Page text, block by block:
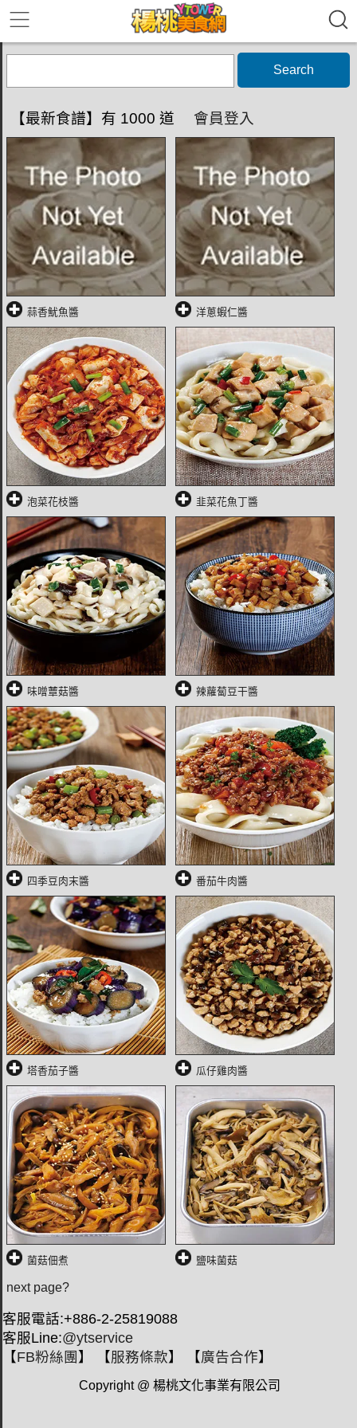
Search
【最新食譜】有 1000 道 會員登入
蒜香魷魚醬 洋蔥蝦仁醬
泡菜花枝醬 韭菜花魚丁醬
味噌蕈菇醬 辣蘿蔔豆干醬
四季豆肉末醬 番茄牛肉醬
塔香茄子醬 瓜仔雞肉醬
菌菇佃煮 鹽味菌菇
next page?
客服電話:+886-2-25819088
客服Line:@ytservice
【FB粉絲團 】 【服務條款】 【廣告合作】
Copyright @ 楊桃文化事業有限公司